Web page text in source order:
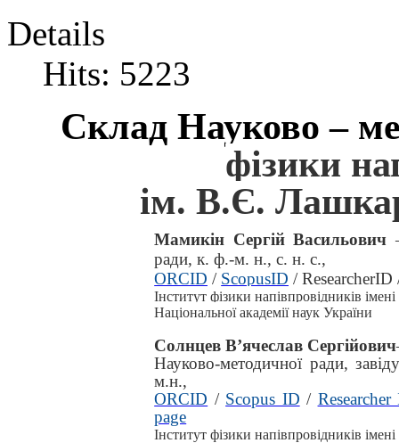
Details
Hits: 5223
Склад Науково –
фізики
ім. В.Є.
Мамикін Сергій Васильович
ради,к. ф.-м. н., с. н. с.,
ORCID / ScopusID /
Інститут фізики напівпровідників
Національної академії наук України
Солнцев В’ячеслав Сергійович
Науково-методичної ради,
м.н.,
ORCID / Scopus ID /
page
Інститут фізики напівпровідників